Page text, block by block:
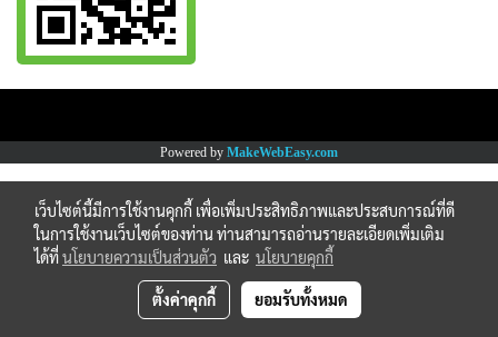
Powered by MakeWebEasy.com
เว็บไซต์นี้มีการใช้งานคุกกี้ เพื่อเพิ่มประสิทธิภาพและประสบการณ์ที่ดี
ในการใช้งานเว็บไซต์ของท่าน ท่านสามารถอ่านรายละเอียดเพิ่มเติม
ได้ที่นโยบายความเป็นส่วนตัว และ นโยบายคุกกี้
ตั้งค่าคุกกี้ ยอมรับทั้งหมด